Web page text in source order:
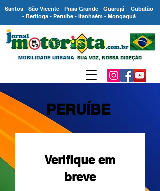
Santos - São Vicente - Praia Grande - Guarujá - Cubatão
- Bertioga - Peruíbe - Itanhaém - Mongaguá
PERUÍBE
Verifique em
breve